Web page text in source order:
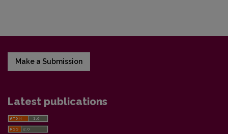
Make a Submission
Latest publications